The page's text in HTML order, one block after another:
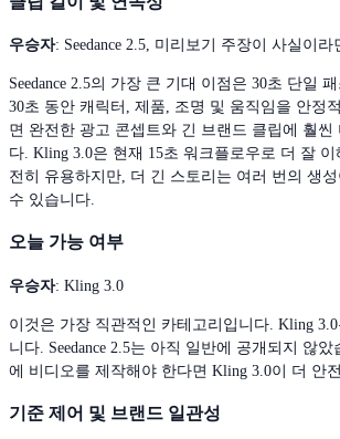
우승자: Seedance 2.5, 미리보기 주장이 사실이라
Seedance 2.5의 가장 큰 기대 이점은 30초 단일
30초 동안 캐릭터, 제품, 조명 및 움직임을 안정
면 완전한 광고 콘셉트와 긴 브랜드 클립에 훨씬
다. Kling 3.0은 현재 15초 워크플로우로 더 잘 이
전히 유용하지만, 더 긴 스토리는 여러 번의 생
수 있습니다.
오늘 가능 여부
우승자: Kling 3.0
이것은 가장 직관적인 카테고리입니다. Kling
니다. Seedance 2.5는 아직 일반에 공개되지 않
에 비디오를 제작해야 한다면 Kling 3.0이 더 안
기준 제어 및 브랜드 일관성